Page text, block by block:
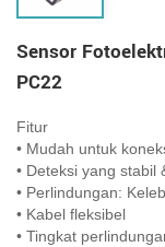
Sensor
PC22
Fitur
• Mudah untuk
• Deteksi yang stabil
• Perlindungan:
• Kabel fleksibel
• Tingkat